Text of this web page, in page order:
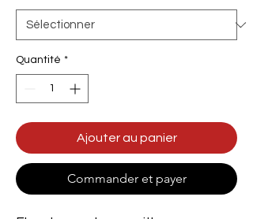
Quantité *
Ajouter au panier
Commander et payer